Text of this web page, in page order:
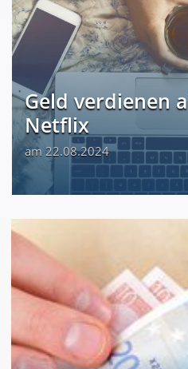
Geld verdienen
Netflix
am 22.08.2024